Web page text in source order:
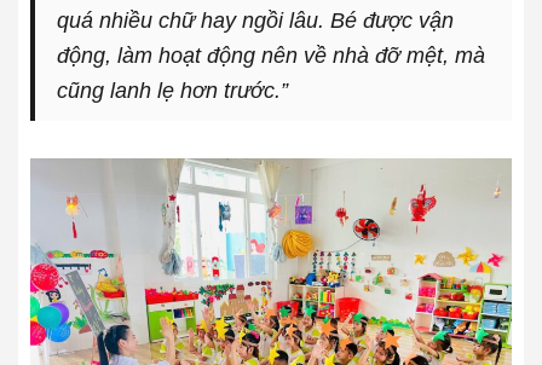
quá nhiều chữ hay ngồi lâu. Bé được vận
động, làm hoạt động nên về nhà đỡ mệt, mà
cũng lanh lẹ hơn trước.”